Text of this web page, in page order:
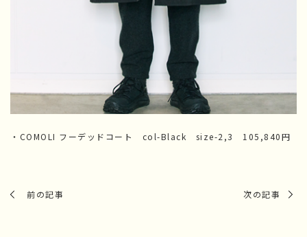
・COMOLI フーデッドコート col-Black size-2,3 105,840円
前の記事 次の記事